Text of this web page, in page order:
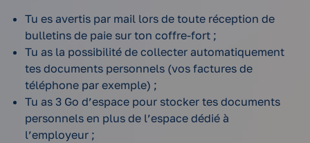
Tu es avertis par mail lors de toute réception de
bulletins de paie sur ton coffre-fort ;
Tu as la possibilité de collecter automatiquement
tes documents personnels (vos factures de
téléphone par exemple) ;
Tu as 3 Go d’espace pour stocker tes documents
personnels en plus de l’espace dédié à
l’employeur ;